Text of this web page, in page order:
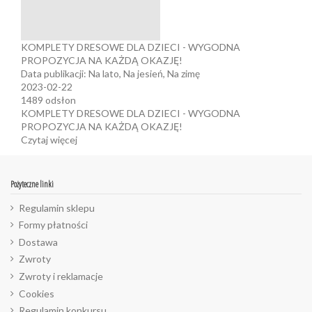
KOMPLETY DRESOWE DLA DZIECI - WYGODNA
PROPOZYCJA NA KAŻDĄ OKAZJĘ!
Data publikacji: Na lato, Na jesień, Na zimę
2023-02-22
1489 odsłon
KOMPLETY DRESOWE DLA DZIECI - WYGODNA
PROPOZYCJA NA KAŻDĄ OKAZJĘ!
Czytaj więcej
Pożyteczne linki
Regulamin sklepu
Formy płatności
Dostawa
Zwroty
Zwroty i reklamacje
Cookies